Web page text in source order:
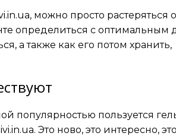
можно просто растеряться
определиться с оптимальным
а также как его потом хранить,
популярностью пользуется
Это ново, это интересно, это